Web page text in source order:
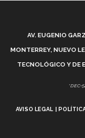
AV. EUGENIO
MONTERREY, NUEVO
TECNOLÓGICO Y DE
*DEC-
AVISO LEGAL